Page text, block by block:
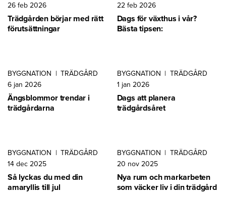
26 feb 2026
Trädgården börjar med rätt
förutsättningar
22 feb 2026
Dags för växthus i vår?
Bästa tipsen:
BYGGNATION | TRÄDGÅRD
6 jan 2026
Ängsblommor trendar i
trädgårdarna
BYGGNATION | TRÄDGÅRD
1 jan 2026
Dags att planera
trädgårdsåret
BYGGNATION | TRÄDGÅRD
14 dec 2025
Så lyckas du med din
amaryllis till jul
BYGGNATION | TRÄDGÅRD
20 nov 2025
Nya rum och markarbeten
som väcker liv i din trädgård